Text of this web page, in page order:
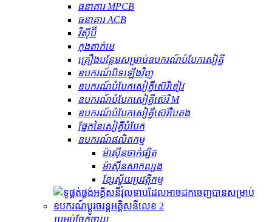
ធនាគារ MPCB
ធនាគារ ACB
វីស៊ីប៊ី
កុងតាក់មេ
គ្រឿងបន្ថែមសម្រាប់ឧបករណ៍បំបែកសៀគ្វី
ឧបករណ៍បិទឡើងវិញ
ឧបករណ៍បំបែកសៀគ្វីស៊េរីខៀវ
ឧបករណ៍បំបែកសៀគ្វីស៊េរី M
ឧបករណ៍បំបែកសៀគ្វីស៊េរីបៃតង
ផ្នែកនៃសៀគ្វីបំបែក
ឧបករណ៍ផលិតកម្ម
ម៉ាស៊ីនចាក់ផ្សិត
ម៉ាស៊ីនសាកល្បង
ខ្សែស្វ័យប្រវត្តិកម្ម
ប្រអប់ចែកចាយ